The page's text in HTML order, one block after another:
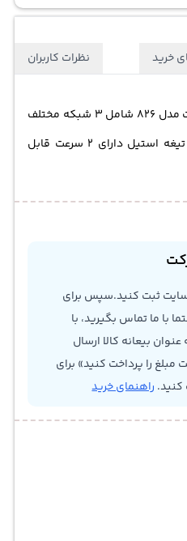
خرید نظرات کاربران
چرخ گوشت گوسونیک 1200 وات مدل 826 شامل 3 شبکه مختلف
سیستم چرخش دوجهته دارای تیغه استیل دارای 2 سرعت قابل
سایت ثبت کنید.سپس برای
با ما تماس بگیرید، با
بیعانه کالا ارسال
را پرداخت کنید» برای
راهنمای خرید